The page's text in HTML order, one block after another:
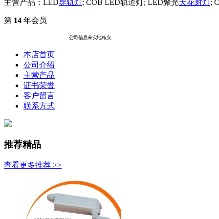
主营产品：LED导轨灯; COB LED轨道灯; LED聚光天花射灯;
第 14 年会员
公司信息未实地核实
本店首页
公司介绍
主营产品
证书荣誉
客户留言
联系方式
推荐精品
查看更多推荐 >>